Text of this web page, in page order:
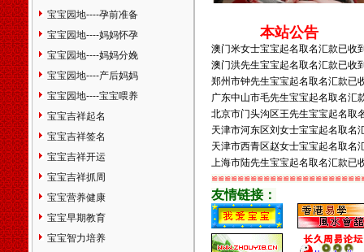
市德州市乐陵市禹城市聊城市
临清市滨州市菏泽市河南省郑
州市巩义市新郑市新密市登封
市荥阳市开封市洛阳市偃师市
壁市新乡市卫辉市辉县市焦作
市沁阳市孟州市濮阳市许昌市
禹州市长葛市漯河市义马市灵
宝市南阳市邓州市商丘市永城
三门峡市平顶山市驻马店市湖
北省武汉市黄石市大冶市十堰
市荆州市洪湖市石首市松滋市
宜昌市宜都市当阳市枝江市襄
宝宝园地----孕前准备
宝宝园地----妈妈怀孕
宝宝园地----妈妈分娩
宝宝园地----产后妈妈
宝宝园地----宝宝喂养
宝宝吉祥起名
宝宝吉祥签名
宝宝吉祥开运
宝宝吉祥抓周
宝宝营养健康
宝宝早期教育
宝宝智力培养
本站公告
澳门米女士宝宝起名取名汇款已收
澳门洪先生宝宝起名取名汇款已收
郑州市钟先生宝宝起名取名汇款已
广东中山市毛先生宝宝起名取名汇
北京市门头沟区王先生宝宝起名取
天津市河东区刘女士宝宝起名取名
天津市西青区赵女士宝宝起名取名
上海市陆先生宝宝起名取名汇款已
友情链接：